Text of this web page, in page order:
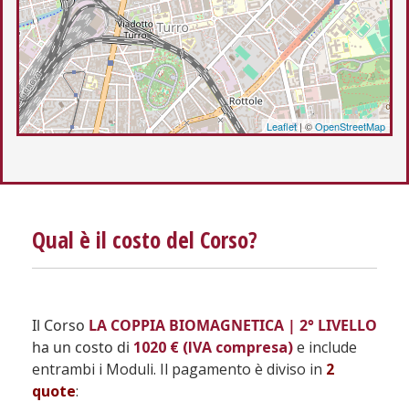
Leaflet| ©OpenStreetMap
Qual è il costo del Corso?
Il Corso LA COPPIA BIOMAGNETICA | 2° LIVELLO
ha un costo di 1020 € (IVA compresa)e include
entrambi i Moduli. Il pagamento è diviso in 2
quote: